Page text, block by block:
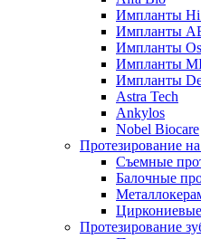
Импланты Hi
Импланты
Импланты
Импланты
Импланты
Astra Tech
Ankylos
Nobel Biocare
Протезирование
Съемные
Балочные
Протезирование